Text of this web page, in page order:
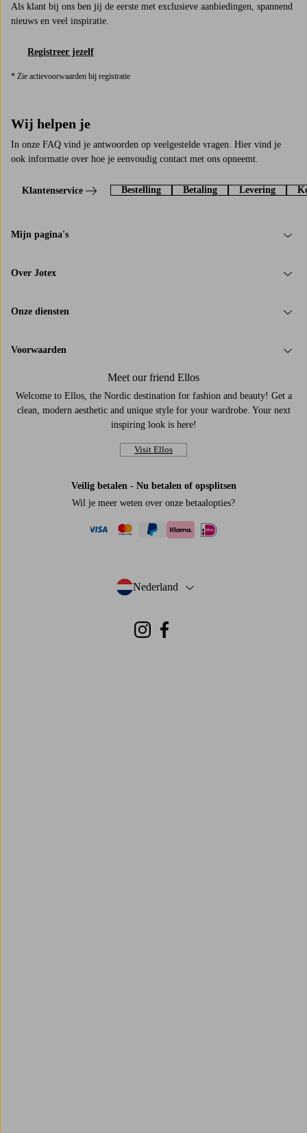
Als klant bij ons ben jij de eerste met exclusieve aanbiedingen, spannend
nieuws en veel inspiratie.
Registreer jezelf
* Zie actievoorwaarden bij registratie
Wij helpen je
In onze FAQ vind je antwoorden op veelgestelde vragen. Hier vind je
ook informatie over hoe je eenvoudig contact met ons opneemt.
Klantenservice Bestelling Betaling Levering
Mijn pagina's
Over Jotex
Onze diensten
Voorwaarden
Meet our friend Ellos
Welcome to Ellos, the Nordic destination for fashion and beauty! Get a
clean, modern aesthetic and unique style for your wardrobe. Your next
inspiring look is here!
Visit Ellos
Veilig betalen - Nu betalen of opsplitsen
Wil je meer weten over onze betaalopties?
Nederland
- Selecteer land